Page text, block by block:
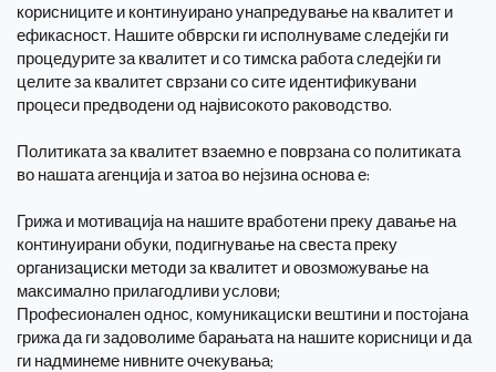
корисниците и континуирано унапредување на квалитет и
ефикасност. Нашите обврски ги исполнуваме следејќи ги
процедурите за квалитет и со тимска работа следејќи ги
целите за квалитет сврзани со сите идентификувани
процеси предводени од највисокото раководство.
Политиката за квалитет взаемно е поврзана со политиката
во нашата агенција и затоа во нејзина основа е:
Грижа и мотивација на нашите вработени преку давање на
континуирани обуки, подигнување на свеста преку
организациски методи за квалитет и овозможување на
максимално прилагодливи услови;
Професионален однос, комуникациски вештини и постојана
грижа да ги задоволиме барањата на нашите корисници и да
ги надминеме нивните очекувања;